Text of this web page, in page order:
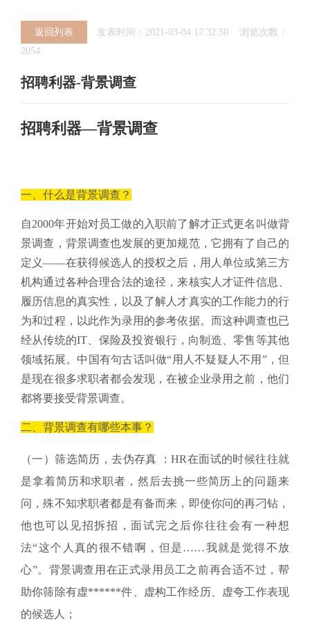
返回列表
发表时间：2021-03-04 17:32:50 浏览次数：
2054
招聘利器-背景调查
招聘利器—背景调查
一、什么是背景调查？
自2000年开始对员工做的入职前了解才正式更名叫做背
景调查，背景调查也发展的更加规范，它拥有了自己的
定义——在获得候选人的授权之后，用人单位或第三方
机构通过各种合理合法的途径，来核实人才证件信息、
履历信息的真实性，以及了解人才真实的工作能力的行
为和过程，以此作为录用的参考依据。而这种调查也已
经从传统的IT、保险及投资银行，向制造、零售等其他
领域拓展。中国有句古话叫做“用人不疑疑人不用”，但
是现在很多求职者都会发现，在被企业录用之前，他们
都将要接受背景调查。
二、背景调查有哪些本事？
（一）筛选简历，去伪存真 ：HR在面试的时候往往就
是拿着简历和求职者，然后去挑一些简历上的问题来
问，殊不知求职者都是有备而来，即使你问的再刁钻，
他也可以见招拆招，面试完之后你往往会有一种想
法“这个人真的很不错啊，但是……我就是觉得不放
心”。背景调查用在正式录用员工之前再合适不过，帮
助你筛除有虚******件、虚构工作经历、虚夸工作表现
的候选人；